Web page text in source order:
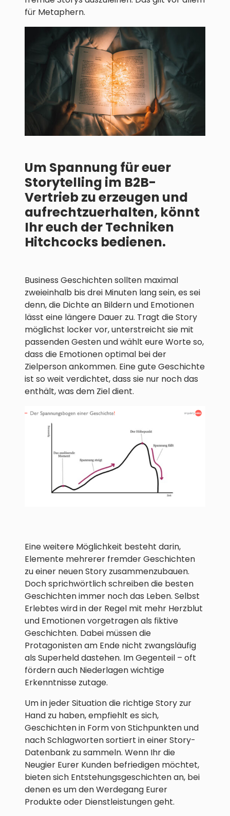
für Metaphern.
Um Spannung für euer
Storytelling im B2B-
Vertrieb zu erzeugen und
aufrechtzuerhalten, könnt
Ihr euch der Techniken
Hitchcocks bedienen.
Business Geschichten sollten maximal
zweieinhalb bis drei Minuten lang sein, es sei
denn, die Dichte an Bildern und Emotionen
lässt eine längere Dauer zu. Tragt die Story
möglichst locker vor, unterstreicht sie mit
passenden Gesten und wählt eure Worte so,
dass die Emotionen optimal bei der
Zielperson ankommen. Eine gute Geschichte
ist so weit verdichtet, dass sie nur noch das
enthält, was dem Ziel dient.
Eine weitere Möglichkeit besteht darin,
Elemente mehrerer fremder Geschichten
zu einer neuen Story zusammenzubauen.
Doch sprichwörtlich schreiben die besten
Geschichten immer noch das Leben. Selbst
Erlebtes wird in der Regel mit mehr Herzblut
und Emotionen vorgetragen als fiktive
Geschichten. Dabei müssen die
Protagonisten am Ende nicht zwangsläufig
als Superheld dastehen. Im Gegenteil – oft
fördern auch Niederlagen wichtige
Erkenntnisse zutage.
Um in jeder Situation die richtige Story zur
Hand zu haben, empfiehlt es sich,
Geschichten in Form von Stichpunkten und
nach Schlagworten sortiert in einer Story-
Datenbank zu sammeln. Wenn Ihr die
Neugier Eurer Kunden befriedigen möchtet,
bieten sich Entstehungsgeschichten an, bei
denen es um den Werdegang Eurer
Produkte oder Dienstleistungen geht.